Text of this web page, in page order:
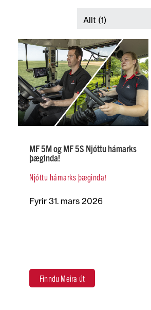
MF 5M og MF 5S Njóttu hámarks
þæginda!
Njóttu hámarks þæginda!
Fyrir 31. mars 2026
Finndu Meira út